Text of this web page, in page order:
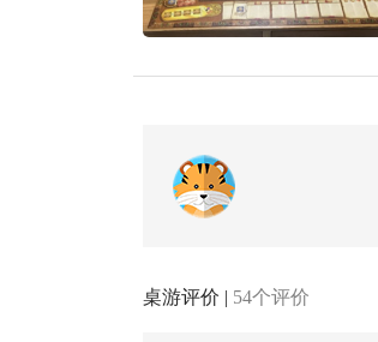
桌游评价 | 54个评价